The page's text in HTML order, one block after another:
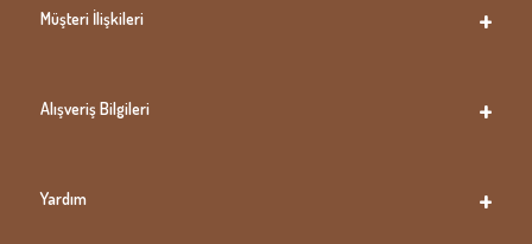
Müşteri İlişkileri
Alışveriş Bilgileri
Yardım